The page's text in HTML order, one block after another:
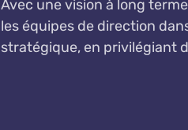
Avec une vision à long
les équipes de direction
stratégique, en privilégiant